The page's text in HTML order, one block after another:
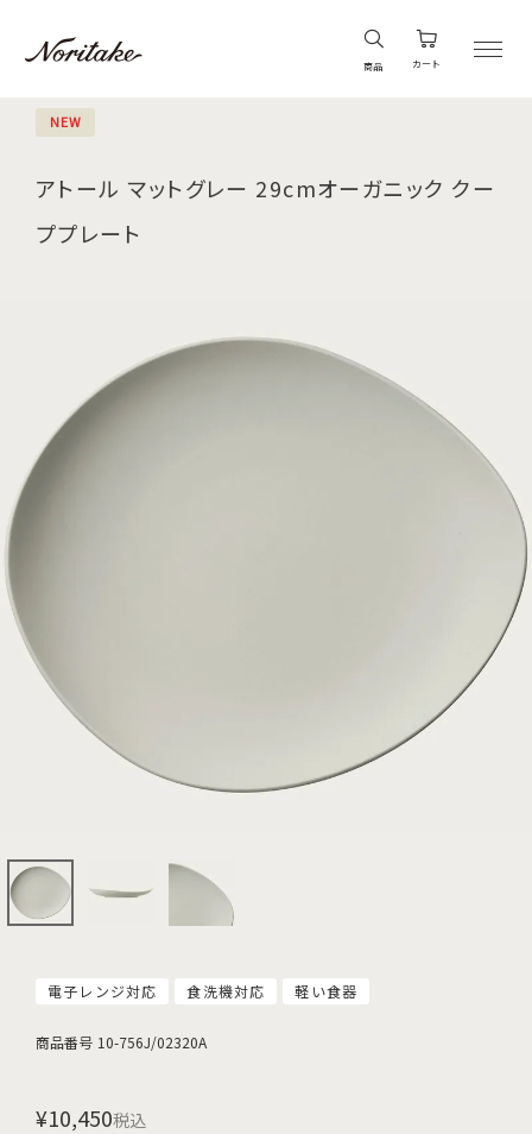
商品 カート
NEW
アトール マットグレー 29cmオーガニック クー
ププレート
電子レンジ対応 食洗機対応 軽い食器
商品番号 10-756J/02320A
¥10,450税込